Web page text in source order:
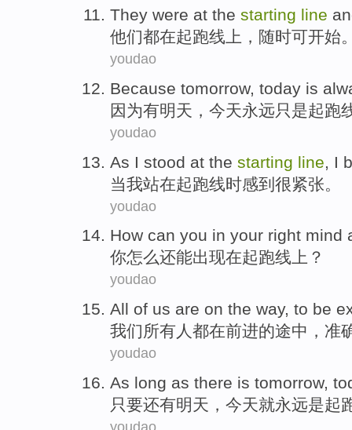
They were at the starting line
他们都在起跑线 上， 随时可开始
youdao
Because tomorrow, today is
因为有明天 ， 今天永远只是起跑
youdao
As I stood at the starting line , I
当我站在起跑线时感到 很紧张。
youdao
How can you in your right mind
你怎么还能出现在起跑线 上？
youdao
All of us are on the way, to be
我们所有人 都在前进的途中， 准
youdao
As long as there is tomorrow,
只要还有明天 ， 今天就永远是起
youdao